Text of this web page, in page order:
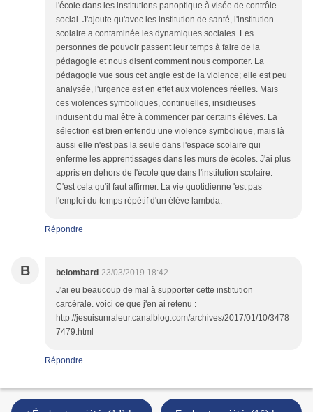
l'école dans les institutions panoptique à visée de contrôle
social. J'ajoute qu'avec les institution de santé, l'institution
scolaire a contaminée les dynamiques sociales. Les
personnes de pouvoir passent leur temps à faire de la
pédagogie et nous disent comment nous comporter. La
pédagogie vue sous cet angle est de la violence; elle est peu
analysée, l'urgence est en effet aux violences réelles. Mais
ces violences symboliques, continuelles, insidieuses
induisent du mal être à commencer par certains élèves. La
sélection est bien entendu une violence symbolique, mais là
aussi elle n'est pas la seule dans l'espace scolaire qui
enferme les apprentissages dans les murs de écoles. J'ai plus
appris en dehors de l'école que dans l'institution scolaire.
C'est cela qu'il faut affirmer. La vie quotidienne 'est pas
l'emploi du temps répétif d'un élève lambda.
Répondre
B belombard 23/03/2019 18:42
J'ai eu beaucoup de mal à supporter cette institution
carcérale. voici ce que j'en ai retenu :
http://jesuisunraleur.canalblog.com/archives/2017/01/10/3478
7479.html
Répondre